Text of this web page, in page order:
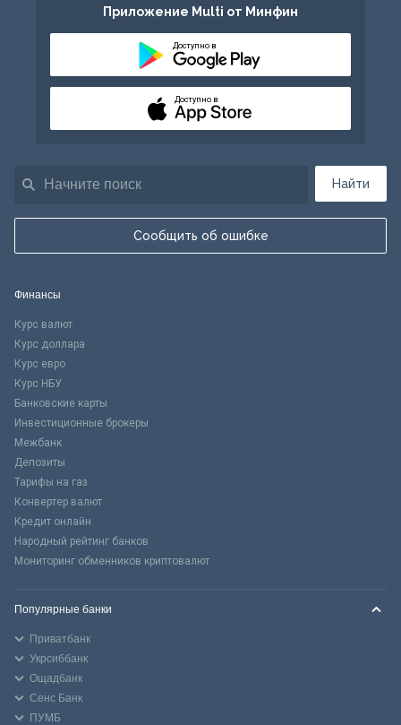
Найти
Сообщить об ошибке
Приложение Multi от Минфин
Доступно в
Доступно в
Финансы
Курс валют
Курс доллара
Курс евро
Курс НБУ
Банковские карты
Инвестиционные брокеры
Межбанк
Депозиты
Тарифы на газ
Конвертер валют
Кредит онлайн
Народный рейтинг банков
Мониторинг обменников криптовалют
Популярные банки
Приватбанк
Укрсиббанк
Ощадбанк
Сенс Банк
ПУМБ